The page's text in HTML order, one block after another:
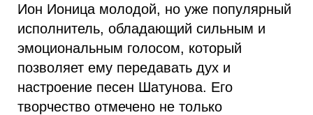
Ион Ионица молодой, но уже популярный
исполнитель, обладающий сильным и
эмоциональным голосом, который
позволяет ему передавать дух и
настроение песен Шатунова. Его
творчество отмечено не только